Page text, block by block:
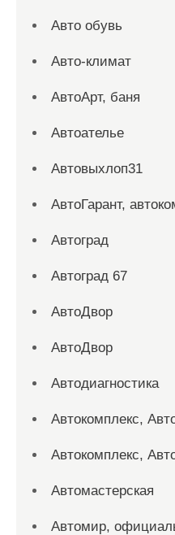
Авто обувь
Авто-климат
АвтоАрт, баня
Автоателье
Автовыхлоп31
АвтоГарант,
Автоград
Автоград 67
АвтоДвор
АвтоДвор
Автодиагностика
Автокомплекс,
Автокомплекс,
Автомастерская
Автомир,